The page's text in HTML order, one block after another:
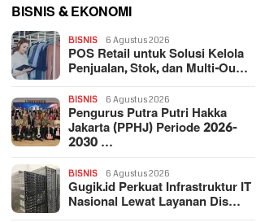
BISNIS & EKONOMI
BISNIS 6 Agustus 2026
POS Retail untuk Solusi Kelola
Penjualan, Stok, dan Multi-Ou…
BISNIS 6 Agustus 2026
Pengurus Putra Putri Hakka
Jakarta (PPHJ) Periode 2026-
2030 …
BISNIS 6 Agustus 2026
Gugik.id Perkuat Infrastruktur IT
Nasional Lewat Layanan Dis…